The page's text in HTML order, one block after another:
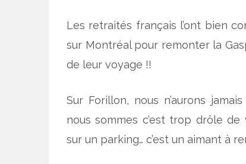
Les retraités français l’ont bien
sur Montréal pour remonter la
de leur voyage !!
Sur Forillon, nous n’aurons
nous sommes c’est trop drôle de
sur un parking… c’est un aimant à